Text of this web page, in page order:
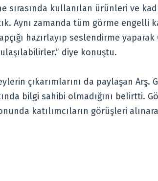
kullanılan ürünleri ve
Aynı zamanda tüm görme engelli
hazırlayıp seslendirme yaparak
diye konuştu.
çıkarımlarını da paylaşan Arş.
bilgi sahibi olmadığını belirtti.
katılımcıların görüşleri